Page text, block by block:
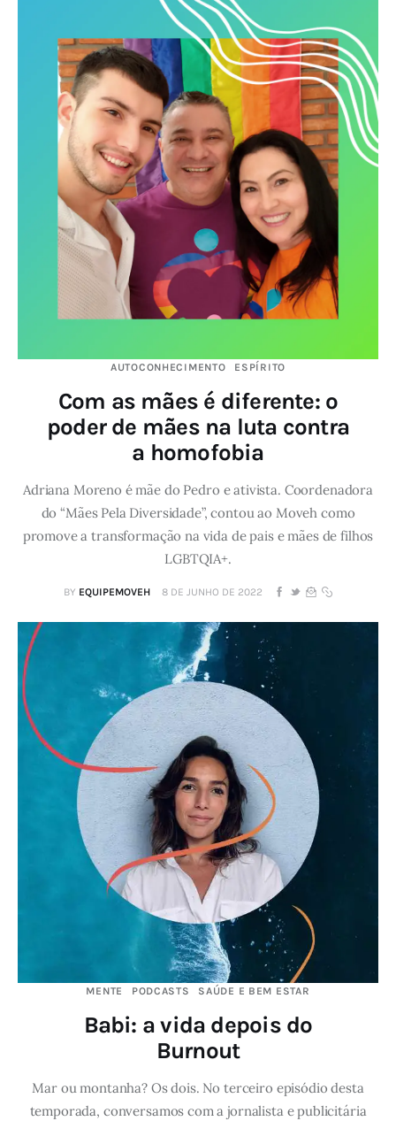
AUTOCONHECIMENTO ESPÍRITO
Com as mães é diferente: o
poder de mães na luta contra
a homofobia
Adriana Moreno é mãe do Pedro e ativista. Coordenadora
do “Mães Pela Diversidade”, contou ao Moveh como
promove a transformação na vida de pais e mães de filhos
LGBTQIA+.
BY EQUIPEMOVEH 8 DE JUNHO DE 2022
MENTE PODCASTS SAÚDE E BEM ESTAR
Babi: a vida depois do
Burnout
Mar ou montanha? Os dois. No terceiro episódio desta
temporada, conversamos com a jornalista e publicitária